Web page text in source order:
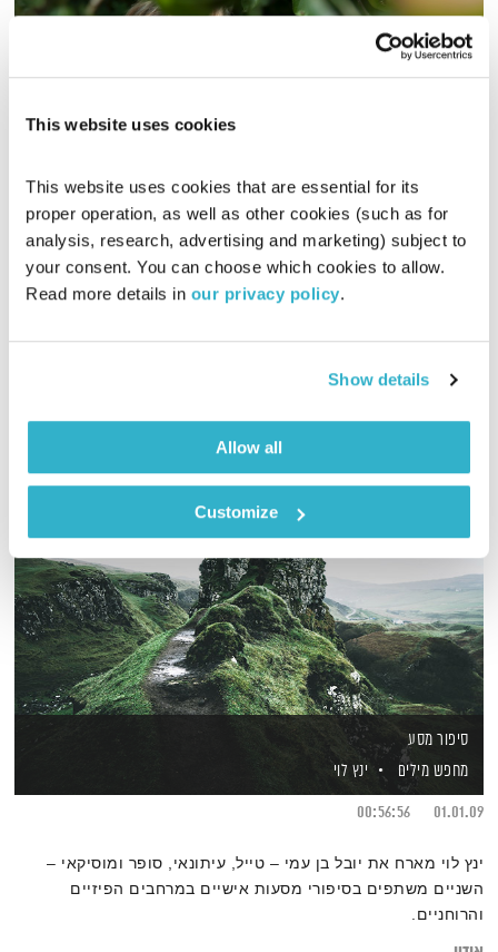
This website uses cookies
This website uses cookies that are essential for its
proper operation, as well as other cookies (such as for
analysis, research, advertising and marketing) subject to
your consent. You can choose which cookies to allow.
Read more details in our privacy policy.
Show details
Allow all
Customize
סולמות בזמן
דני שוורץ
03.09.16
00:56:39
אודיו
סיפור מסע
מחפש מילים
ינץ לוי
01.01.09
00:56:56
ינץ לוי מארח את יובל בן עמי – טייל, עיתונאי, סופר ומוסיקאי –
השניים משתפים בסיפורי מסעות אישיים במרחבים הפיזיים
והרוחניים.